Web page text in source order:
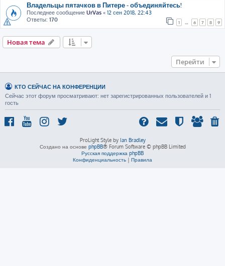
Владельцы пятачков в Питере - объединяйтесь!
Последнее сообщение UrVas « 12 сен 2018, 22:43
Ответы: 170 1 6 7 8 9
Новая тема
Перейти
КТО СЕЙЧАС НА КОНФЕРЕНЦИИ
Сейчас этот форум просматривают: нет зарегистрированных пользователей и 1
гость
ProLight Style by Ian Bradley
Создано на основе phpBB® Forum Software © phpBB Limited
Русская поддержка phpBB
Конфиденциальность | Правила